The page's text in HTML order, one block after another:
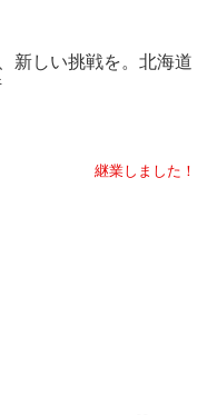
新しい挑戦を。北海道
継業しました！